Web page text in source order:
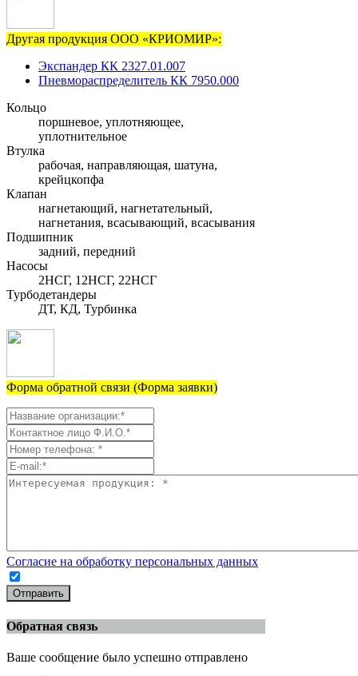
Другая продукция ООО «КРИОМИР»:
Экспандер КК 2327.01.007
Пневмораспределитель КК 7950.000
Кольцо
поршневое, уплотняющее,
уплотнительное
Втулка
рабочая, направляющая, шатуна,
крейцкопфа
Клапан
нагнетающий, нагнетательный,
нагнетания, всасывающий, всасывания
Подшипник
задний, передний
Насосы
2НСГ, 12НСГ, 22НСГ
Турбодетандеры
ДТ, КД, Турбинка
Форма обратной связи (Форма заявки)
Согласие на обработку персональных данных
Отправить
Обратная связь
Ваше сообщение было успешно отправлено